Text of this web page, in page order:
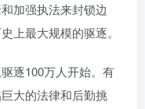
加强执法来封锁边
上最大规模的驱逐。
逐100万人开始。有
大的法律和后勤挑